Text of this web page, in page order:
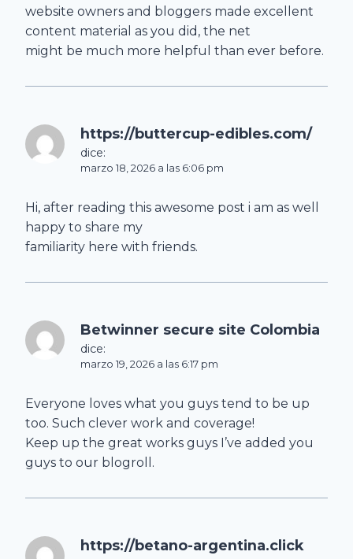
website owners and bloggers made excellent
content material as you did, the net
might be much more helpful than ever before.
https://buttercup-edibles.com/
dice:
marzo 18, 2026 a las 6:06 pm
Hi, after reading this awesome post i am as well
happy to share my
familiarity here with friends.
Betwinner secure site Colombia
dice:
marzo 19, 2026 a las 6:17 pm
Everyone loves what you guys tend to be up
too. Such clever work and coverage!
Keep up the great works guys I’ve added you
guys to our blogroll.
https://betano-argentina.click